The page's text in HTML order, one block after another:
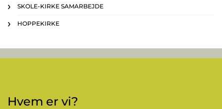
SKOLE-KIRKE SAMARBEJDE
HOPPEKIRKE
Hvem er vi?